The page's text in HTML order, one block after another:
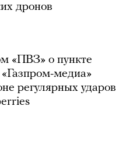
дронов
«ПВЗ» о пункте
медиа»
регулярных ударов